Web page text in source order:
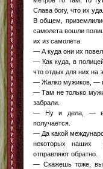
Слава богу, что их
В общем,
самолета вошли
их из самолета.
— А куда они их
— Как куда, в
что отдых для них на
— Жалко мужиков, —
— Там не только
забрали.
— Ну и дела, —
получается.
— Да какой
некоторых наших
отправляют обратно.
— Скажешь тоже,